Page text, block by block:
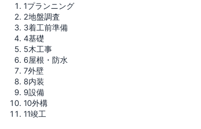
1プランニング
2地盤調査
3着工前準備
4基礎
5木工事
6屋根・防水
7外壁
8内装
9設備
10外構
11竣工